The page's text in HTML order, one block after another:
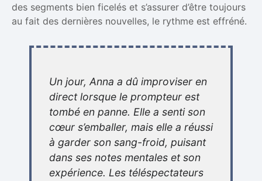
des segments bien ficelés et s’assurer d’être toujours
au fait des dernières nouvelles, le rythme est effréné.
Un jour, Anna a dû improviser en
direct lorsque le prompteur est
tombé en panne. Elle a senti son
cœur s’emballer, mais elle a réussi
à garder son sang-froid, puisant
dans ses notes mentales et son
expérience. Les téléspectateurs